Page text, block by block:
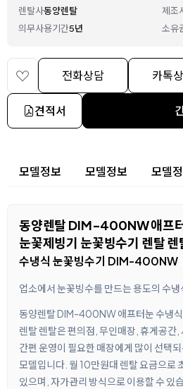
렌탈사동양렌탈 제조
의무사용기간5년 소유
전화상담 카톡
견적서
상세 정보
모델정보 모델정보 모델
동양렌탈 DIM-400NW 애프
눈꽃제빙기 눈꽃빙수기 렌탈 렌
수냉식 눈꽃빙수기 DIM-400NW
업소에서 눈꽃빙수를 만드는 용도의 수냉
동양렌탈 DIM-400NW 애프터눈 수냉식
렌탈 렌탈은 편의점, 무인매장, 휴게공간,
간편 운영이 필요한 매장에게 많이 선택
모델입니다. 월 10만원대 렌탈 요금으로
있으며, 자가관리 방식으로 이용할 수 있